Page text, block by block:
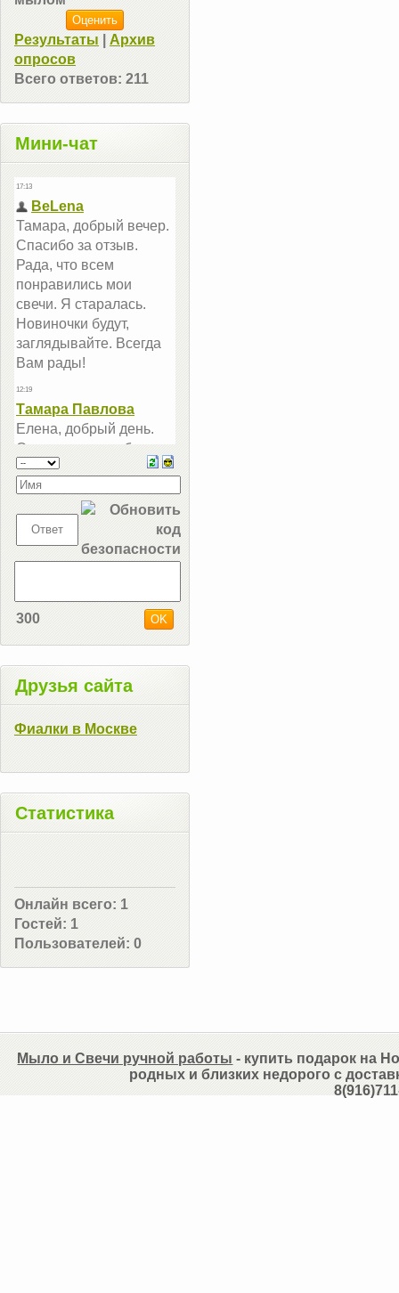
Результаты
Архив
опросов
Всего ответов: 211
Мини-чат
300
Друзья сайта
Фиалки в Москве
Статистика
Онлайн всего: 1
Гостей: 1
Пользователей: 0
Мыло и Свечи ручной работы - купить подарок на
родных и близких недорого с